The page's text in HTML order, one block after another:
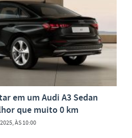
em um Audi A3 Sedan
que muito 0 km
ÀS 10:00